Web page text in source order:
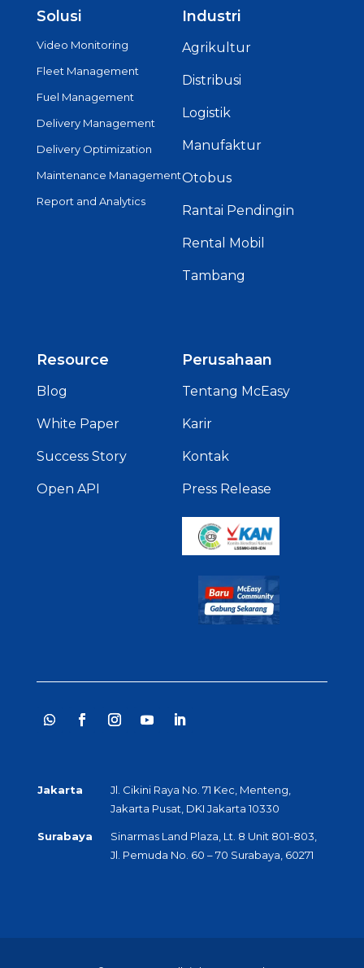
Solusi
Video Monitoring
Fleet Management
Fuel Management
Delivery Management
Delivery Optimization
Maintenance Management
Report and Analytics
Industri
Agrikultur
Distribusi
Logistik
Manufaktur
Otobus
Rantai Pendingin
Rental Mobil
Tambang
Resource
Blog
White Paper
Success Story
Open API
Perusahaan
Tentang McEasy
Karir
Kontak
Press Release
Jakarta
Jl. Cikini Raya No. 71 Kec, Menteng,
Jakarta Pusat, DKI Jakarta 10330
Surabaya
Sinarmas Land Plaza, Lt. 8 Unit 801-803,
Jl. Pemuda No. 60 – 70 Surabaya, 60271